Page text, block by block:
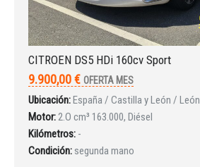
INICIAR SESIÓN
CITROEN DS5 HDi 160cv Sport
9.900,00 € OFERTA MES
Ubicación:España / Castilla y León / León
Motor:2.O cm³ 163.000, Diésel
Kilómetros: -
Condición: segunda mano